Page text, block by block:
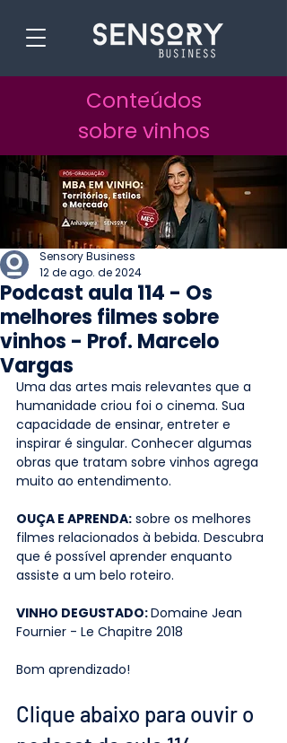
Conteúdos
sobre vinhos
Podcast aula 114 - Os
melhores filmes sobre
vinhos - Prof. Marcelo
Vargas
Sensory Business
12 de ago. de 2024
Uma das artes mais relevantes que a
humanidade criou foi o cinema. Sua
capacidade de ensinar, entreter e
inspirar é singular. Conhecer algumas
obras que tratam sobre vinhos agrega
muito ao entendimento.
OUÇA E APRENDA: sobre os melhores
filmes relacionados à bebida. Descubra
que é possível aprender enquanto
assiste a um belo roteiro.
VINHO DEGUSTADO: Domaine Jean
Fournier - Le Chapitre 2018
Bom aprendizado!
Clique abaixo para ouvir o